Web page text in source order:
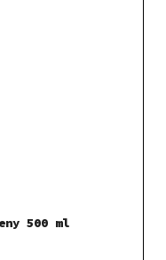
500 ml